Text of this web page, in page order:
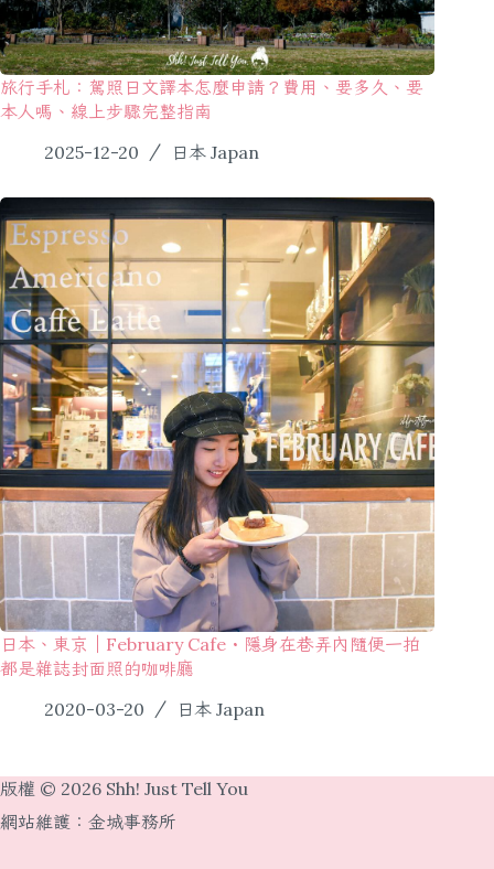
旅行手札：駕照日文譯本怎麼申請？費用、要多久、要
本人嗎、線上步驟完整指南
2025-12-20
日本 Japan
日本、東京｜February Cafe・隱身在巷弄內隨便一拍
都是雜誌封面照的咖啡廳
2020-03-20
日本 Japan
版權 © 2026 Shh! Just Tell You
網站維護： 金城事務所